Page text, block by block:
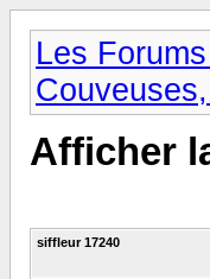
Les
Afficher
siffleur 17240